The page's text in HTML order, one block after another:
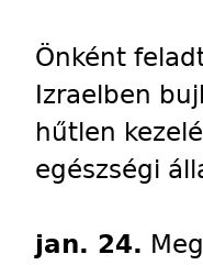
Önként
Izraelben
hűtlen
egészségi
jan. 24.